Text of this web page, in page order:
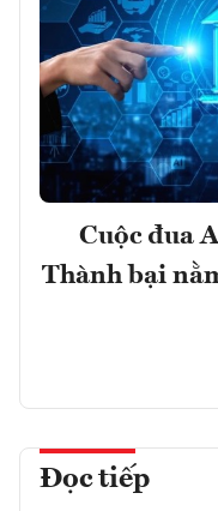
Cuộc đua
Thành bại
Đọc tiếp